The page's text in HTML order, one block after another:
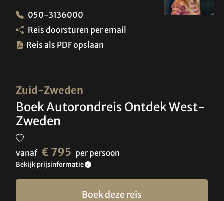
Zuid-Zweden
Boek Autorondreis Ontdek West-
Zweden
vanaf € 795 per persoon
Bekijk prijsinformatie
Boek deze reis
050-3136000
Reis doorsturen per email
Reis als PDF opslaan